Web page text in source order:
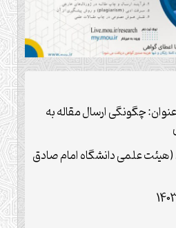
چگونگی ارسال مقاله به
(هیئت علمی دانشگاه امام صادق